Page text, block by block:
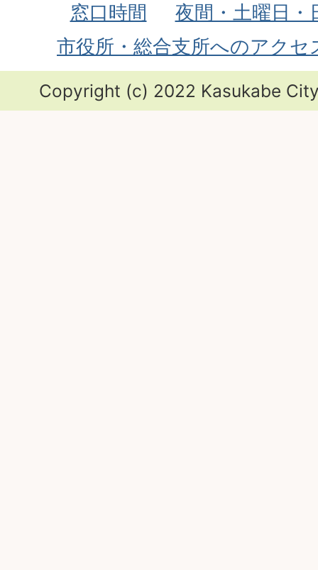
窓口時間
夜間・土曜日・
市役所・総合支所へのアクセ
Copyright (c) 2022 Kasukabe